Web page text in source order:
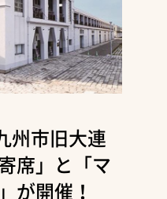
州市旧大連
席」と「マ
が開催！